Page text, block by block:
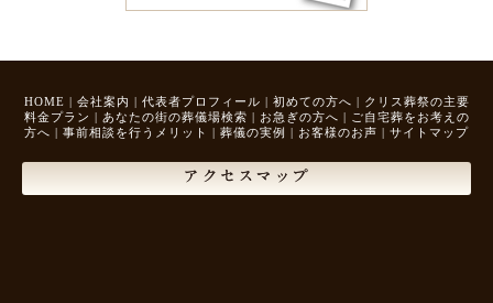
HOME | 会社案内 | 代表者プロフィール | 初めての方へ | クリス葬祭の主要
料金プラン | あなたの街の葬儀場検索 | お急ぎの方へ | ご自宅葬をお考えの
方へ | 事前相談を行うメリット | 葬儀の実例 | お客様のお声 | サイトマップ
アクセスマップ